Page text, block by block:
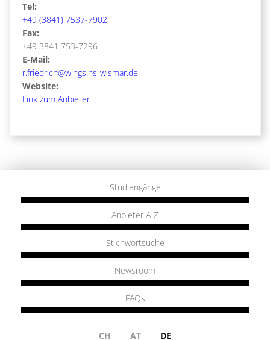
Tel:
+49 (3841) 7537-7902
Fax:
+49 3841 753-7296
E-Mail:
r.friedrich@wings.hs-wismar.de
Website:
Link zum Anbieter
Studiengänge
Anbieter A-Z
Stichwortsuche
Newsroom
FAQs
CH AT DE